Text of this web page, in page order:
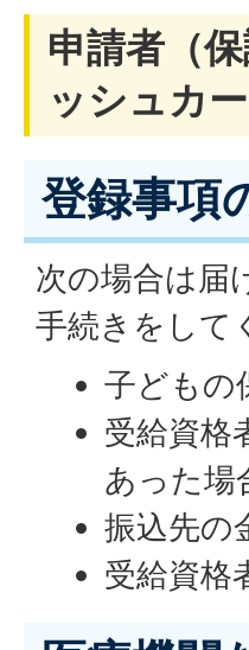
申請者（
ッシュカ
登録事項
次の場合は届
手続きをして
子どもの
受給資格
あった場
振込先の
受給資格